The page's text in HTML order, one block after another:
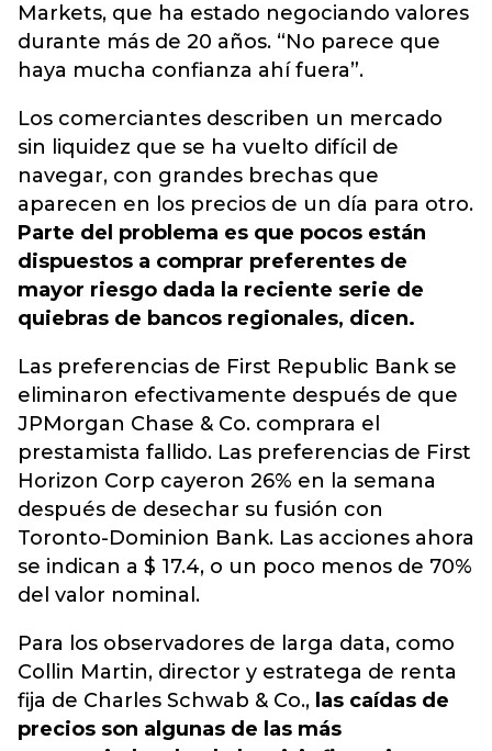
Markets, que ha estado negociando valores
durante más de 20 años. “No parece que
haya mucha confianza ahí fuera”.
Los comerciantes describen un mercado
sin liquidez que se ha vuelto difícil de
navegar, con grandes brechas que
aparecen en los precios de un día para otro.
Parte del problema es que pocos están
dispuestos a comprar preferentes de
mayor riesgo dada la reciente serie de
quiebras de bancos regionales, dicen.
Las preferencias de First Republic Bank se
eliminaron efectivamente después de que
JPMorgan Chase & Co. comprara el
prestamista fallido. Las preferencias de First
Horizon Corp cayeron 26% en la semana
después de desechar su fusión con
Toronto-Dominion Bank. Las acciones ahora
se indican a $ 17.4, o un poco menos de 70%
del valor nominal.
Para los observadores de larga data, como
Collin Martin, director y estratega de renta
fija de Charles Schwab & Co., las caídas de
precios son algunas de las más